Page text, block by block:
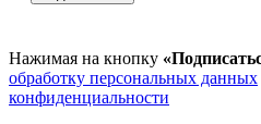
Нажимая на кнопку
обработку персональных данных
конфиденциальности